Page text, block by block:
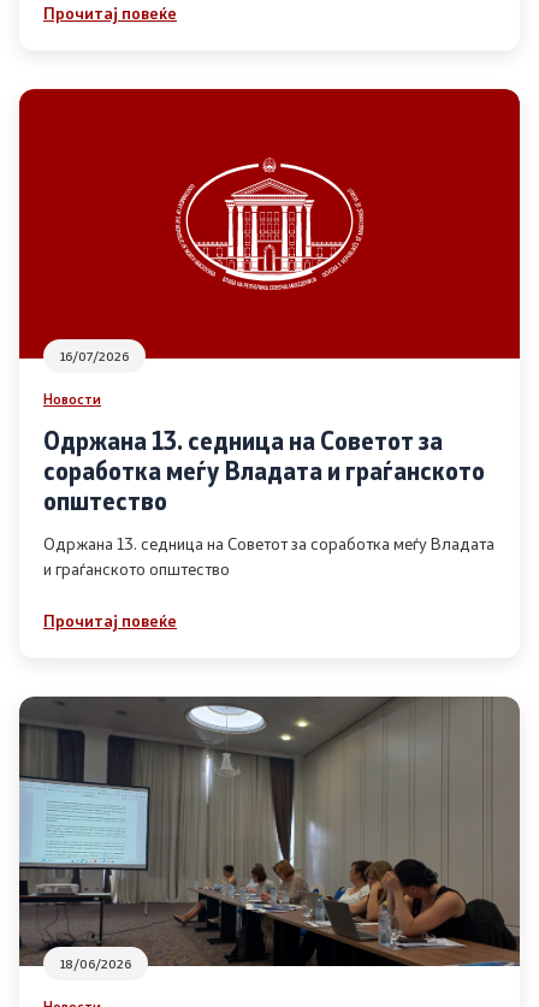
Извештаи
Список на ОЈИ
Контакт
Контакт
Линкови
Изјава за пристапност
Со еден клик до сите услуги
Прочитај повеќе
16/07/2026
Новости
Одржана 13. седница на Советот за
соработка меѓу Владата и граѓанското
општество
Одржана 13. седница на Советот за соработка меѓу Владата
и граѓанското општество
Прочитај повеќе
18/06/2026